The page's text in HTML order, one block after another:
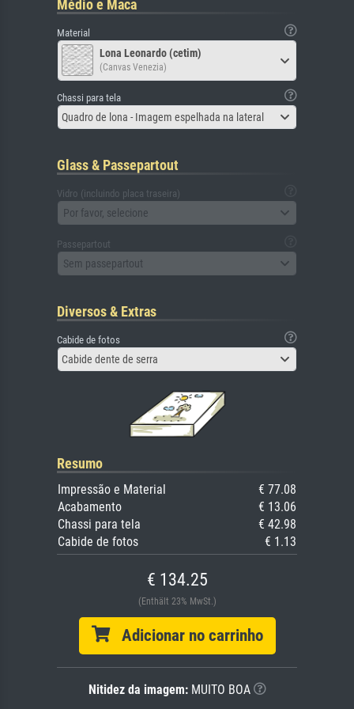
Médio e Maca
Material
Lona Leonardo (cetim)
(Canvas Venezia)
Chassi para tela
Quadro de lona - Imagem espelhada na lateral
Glass & Passepartout
Vidro (incluindo placa traseira)
Por favor, selecione
Passepartout
Sem passepartout
Diversos & Extras
Cabide de fotos
Cabide dente de serra
Resumo
Impressão e Material
€ 77.08
Acabamento
€ 13.06
Chassi para tela
€ 42.98
Cabide de fotos
€ 1.13
€ 134.25
(Enthält 23% MwSt.)
Adicionar no carrinho
Nitidez da imagem:MUITO BOA